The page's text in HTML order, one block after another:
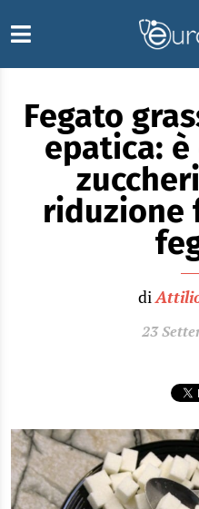
Fegato
epatica:
riduzione
di
23